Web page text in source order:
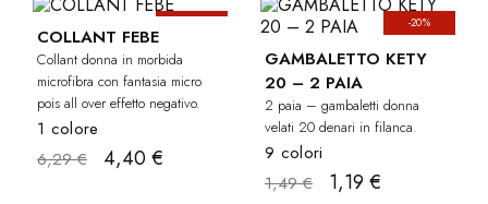
-30%
COLLANT FEBE
Collant donna in morbida
microfibra con fantasia micro
pois all over effetto negativo.
1 colore
6,29 €
4,40 €
-20%
GAMBALETTO KETY
20 – 2 PAIA
2 paia – gambaletti donna
velati 20 denari in filanca.
9 colori
1,49 €
1,19 €